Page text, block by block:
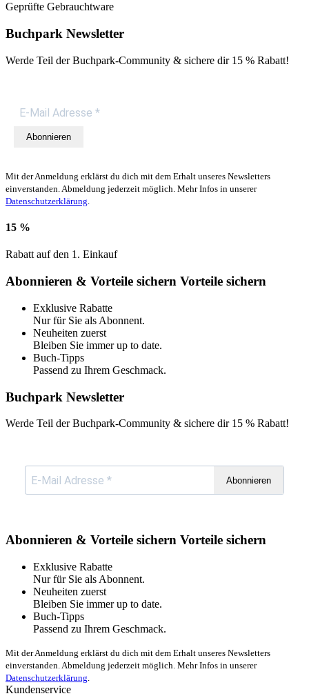
Geprüfte Gebrauchtware
Buchpark Newsletter
Werde Teil der Buchpark-Community & sichere dir 15 % Rabatt!
Abonnieren
Mit der Anmeldung erklärst du dich mit dem Erhalt unseres Newsletters
einverstanden. Abmeldung jederzeit möglich. Mehr Infos in unserer
Datenschutzerklärung
15 %
Rabatt auf den 1. Einkauf
Abonnieren & Vorteile sichern Vorteile sichern
Exklusive Rabatte
Nur für Sie als Abonnent.
Neuheiten zuerst
Bleiben Sie immer up to date.
Buch-Tipps
Passend zu Ihrem Geschmack.
Buchpark Newsletter
Werde Teil der Buchpark-Community & sichere dir 15 % Rabatt!
Abonnieren
Abonnieren & Vorteile sichern Vorteile sichern
Exklusive Rabatte
Nur für Sie als Abonnent.
Neuheiten zuerst
Bleiben Sie immer up to date.
Buch-Tipps
Passend zu Ihrem Geschmack.
Mit der Anmeldung erklärst du dich mit dem Erhalt unseres Newsletters
einverstanden. Abmeldung jederzeit möglich. Mehr Infos in unserer
Datenschutzerklärung
Kundenservice